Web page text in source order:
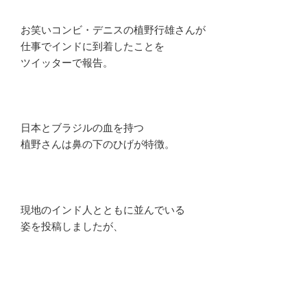
お笑いコンビ・デニスの植野行雄さんが
仕事でインドに到着したことを
ツイッターで報告。
日本とブラジルの血を持つ
植野さんは鼻の下のひげが特徴。
現地のインド人とともに並んでいる
姿を投稿しましたが、